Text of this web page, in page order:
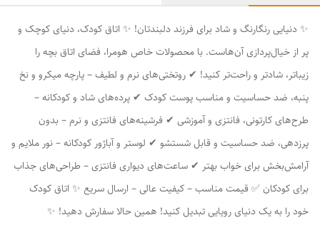
✨ دنیایی رنگارنگ و شاد برای فرزند دلبندتان! ✨ اتاق کودک، دنیای کوچک و
پر از خیال‌پردازی آن‌هاست. با محصولات خاص هومرا، فضای اتاق بچه را
زیباتر، شادتر و راحت‌تر کنید! ✔ روتختی‌های نرم و لطیف – پارچه میکرو و نخ
پنبه، ضد حساسیت و مناسب پوست کودک ✔ پرده‌های شاد و کودکانه –
طرح‌های کارتونی، فانتزی و آموزشی ✔ فرشینه‌های فانتزی و نرم – بدون
پرزدهی، ضد حساسیت و قابل شستشو ✔ لوستر و آباژور کودکانه – نور ملایم و
آرامش‌بخش برای خواب بهتر ✔ ساعت‌های دیواری فانتزی – طراحی‌های جذاب
برای کودکان ✅ قیمت مناسب – کیفیت عالی – ارسال سریع ✨ اتاق کودک
خود را به یک دنیای رویایی تبدیل کنید! همین حالا سفارش دهید! ✨